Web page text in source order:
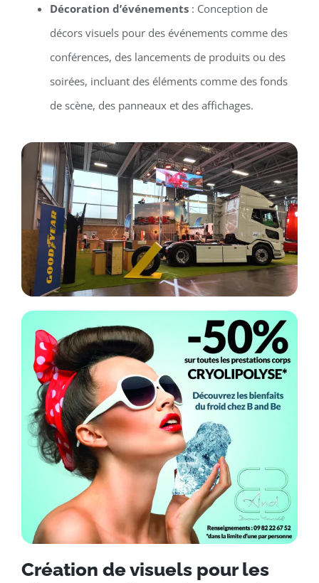
Décoration d’événements: Conception de
décors visuels pour des événements comme des
conférences, des lancements de produits ou des
soirées, incluant des éléments comme des fonds
de scène, des panneaux et des affichages.
Création de visuels pour les